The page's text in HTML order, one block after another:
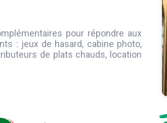
pour répondre aux
: jeux de hasard, cabine photo,
de plats chauds, location